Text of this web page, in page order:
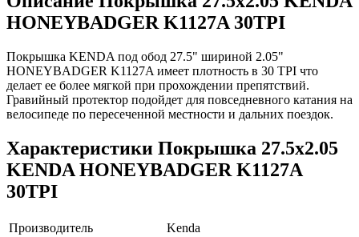
HONEYBADGER K1127A 30TPI
Покрышка KENDA под обод 27.5" шириной 2.05"
HONEYBADGER K1127A имеет плотность в 30 TPI что
делает ее более мягкой при прохождении препятствий.
Гравийный протектор подойдет для повседневного катания на
велосипеде по пересеченной местности и дальних поездок.
Характеристики Покрышка 27.5x2.05
KENDA HONEYBADGER K1127A
30TPI
Производитель
Kenda